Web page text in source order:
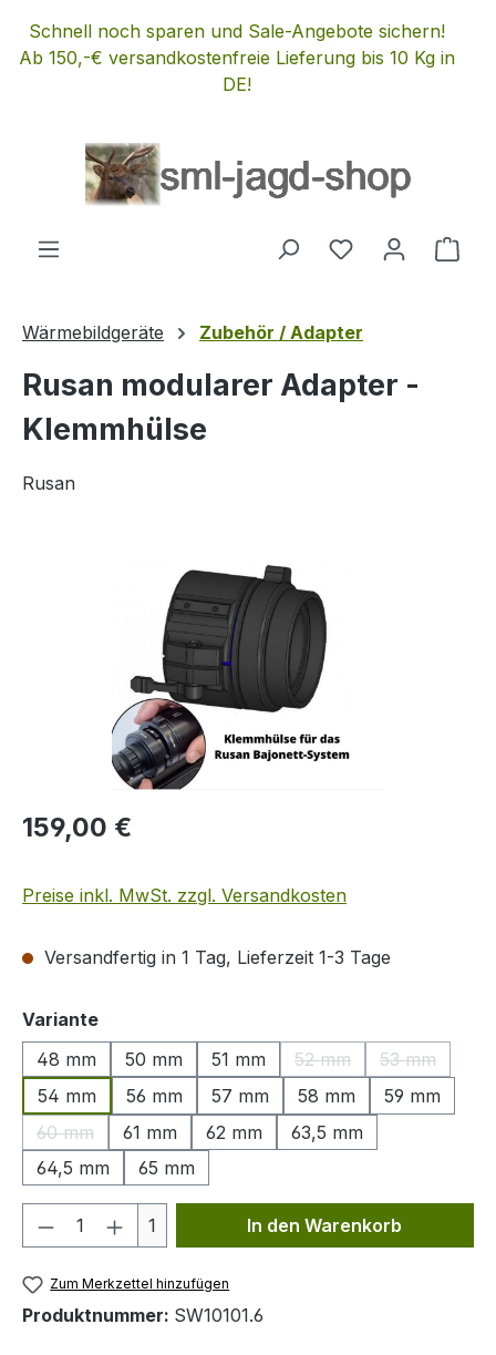
Zum Hauptinhalt springen
Schnell noch sparen und Sale-Angebote sichern!
Ab 150,-€ versandkostenfreie Lieferung bis 10 Kg in
DE!
Du hast 0
Wärmebildgeräte Zubehör / Adapter
Rusan modularer Adapter -
Klemmhülse
Rusan
Regulärer Preis:
159,00 €
Preise inkl. MwSt. zzgl. Versandkosten
Versandfertig in 1 Tag, Lieferzeit 1-3 Tage
Varianteauswählen
48 mm
50 mm 51 mm 52 mm
(Diese Option ist
53 mm
(Diese
54 mm 56 mm 57 mm 58 mm
59 mm
60 mm
(Diese Option ist zurzeit nicht verfügbar.)
61 mm 62 mm
63,5 mm
64,5 mm
65 mm
Produkt Anzahl: Gib den
1 In den Warenkorb
Zum Merkzettel hinzufügen
Produktnummer: SW10101.6